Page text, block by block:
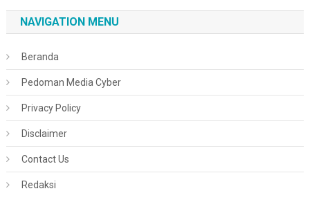
NAVIGATION MENU
Beranda
Pedoman Media Cyber
Privacy Policy
Disclaimer
Contact Us
Redaksi